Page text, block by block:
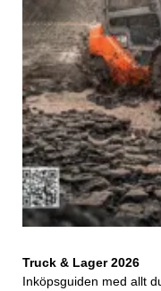
Truck & Lager 2026
Inköpsguiden med allt